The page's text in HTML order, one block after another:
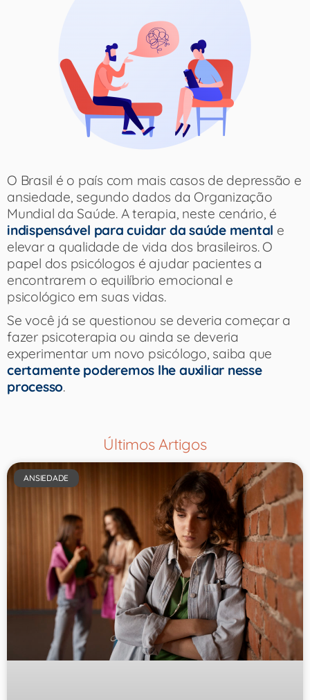
O Brasil é o país com mais casos de depressão e
ansiedade, segundo dados da Organização
Mundial da Saúde. A terapia, neste cenário, é
indispensável para cuidar da saúde mental e
elevar a qualidade de vida dos brasileiros. O
papel dos psicólogos é ajudar pacientes a
encontrarem o equilíbrio emocional e
psicológico em suas vidas.​
Se você já se questionou se deveria começar a
fazer psicoterapia ou ainda se deveria
experimentar um novo psicólogo, saiba que
certamente poderemos lhe auxiliar nesse
processo.
Últimos Artigos
ANSIEDADE